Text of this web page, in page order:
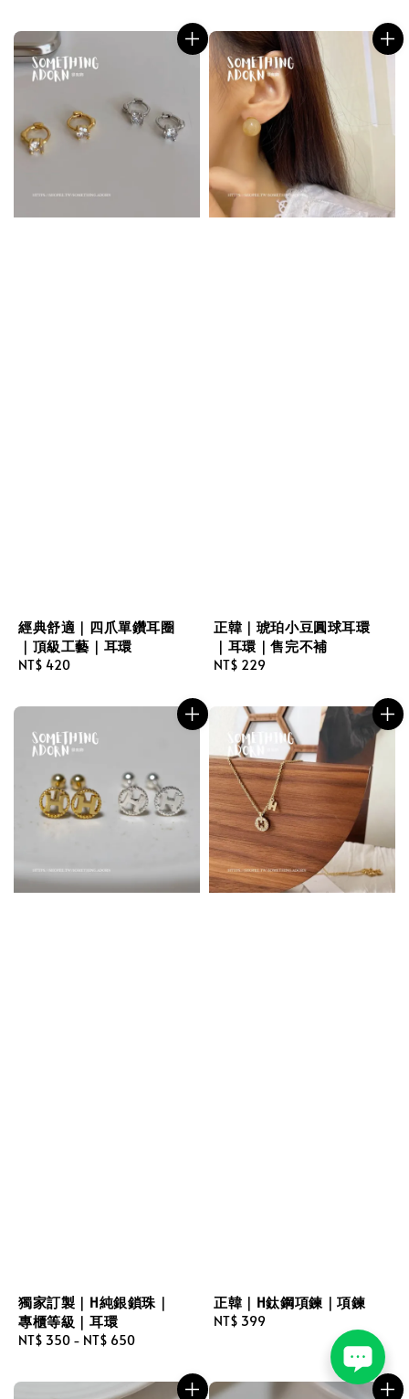
經典舒適｜四爪單鑽耳圈
｜頂級工藝｜耳環
Regular
NT$ 420
正韓｜琥珀小豆圓球耳環
｜耳環｜售完不補
Regular
NT$ 229
獨家訂製｜H純銀鎖珠｜
專櫃等級｜耳環
Regular
NT$ 350 - NT$ 650
正韓｜H鈦鋼項鍊｜項鍊
Regular
NT$ 399